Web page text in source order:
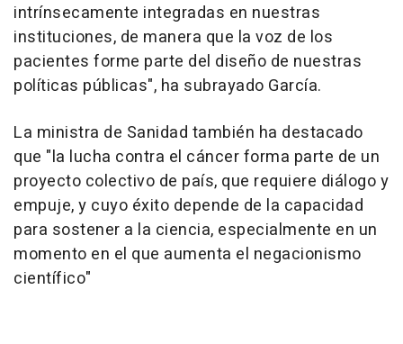
intrínsecamente integradas en nuestras
instituciones, de manera que la voz de los
pacientes forme parte del diseño de nuestras
políticas públicas", ha subrayado García.
La ministra de Sanidad también ha destacado
que "la lucha contra el cáncer forma parte de un
proyecto colectivo de país, que requiere diálogo y
empuje, y cuyo éxito depende de la capacidad
para sostener a la ciencia, especialmente en un
momento en el que aumenta el negacionismo
científico"